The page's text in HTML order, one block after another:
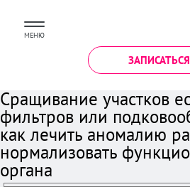
МЕНЮ
ЗАПИСАТЬСЯ
Сращивание участков
фильтров или
как лечить аномалию
нормализовать
органа